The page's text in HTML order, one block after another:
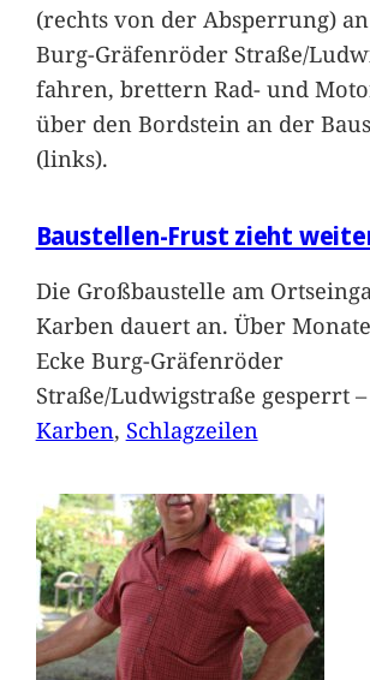
(rechts von der Absperrung)
Burg-Gräfenröder Straße/
fahren, brettern Rad- und
über den Bordstein an der
(links).
Baustellen-Frust zieht
Die Großbaustelle am
Karben dauert an. Über
Ecke Burg-Gräfenröder
Straße/Ludwigstraße gesperrt
Karben, Schlagzeilen